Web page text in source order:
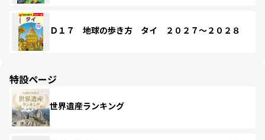
Ｄ１７ 地球の歩き方 タイ ２０２７～２０２８
特設ページ
世界遺産ランキング